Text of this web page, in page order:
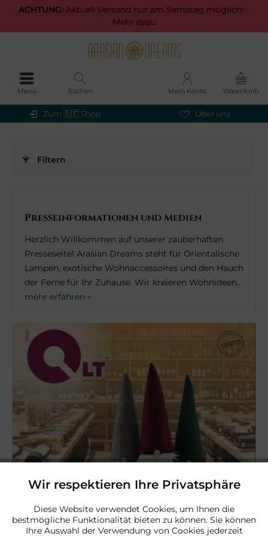
ACHTUNG: Aktuell Versand nur am Samstag möglich! -
Mehr dazu
Zum 🇩🇪 Shop Über uns
Menü Warenkorb
Mein Konto
Suchen
Filtern
Presseinformationen und Medien
Herzlich Willkommen auf unserer zauberhaften
Presseseite! Arasian Dreams steht für Orientalische
Lampen, exotische Wohnaccessoires und den Hauch
der Ferne für Ihr Zuhause. Wir kreieren Wohnideen...
mehr erfahren »
Funktionale Aktiv
Marketing Aktiv
Wir respektieren Ihre Privatsphäre
Diese Website verwendet Cookies, um Ihnen die
bestmögliche Funktionalität bieten zu können. Sie können
Ihre Auswahl der Verwendung von Cookies jederzeit